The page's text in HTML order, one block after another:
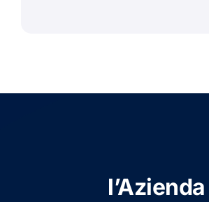
l’Azienda